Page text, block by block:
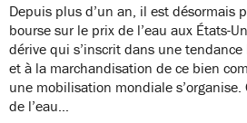
Depuis plus d’un an, il est désormais
bourse sur le prix de l’eau aux États-
dérive qui s’inscrit dans une
et à la marchandisation de ce bien
une mobilisation mondiale
de l’eau…